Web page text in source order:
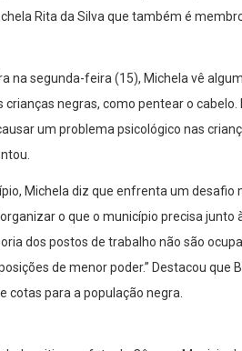
Rita da Silva que também é
na segunda-feira (15), Michela vê
negras, como pentear o cabelo.
um problema psicológico nas
Michela diz que enfrenta um desafio
o que o município precisa junto
dos postos de trabalho não são
de menor poder.” Destacou que
cotas para a população negra.